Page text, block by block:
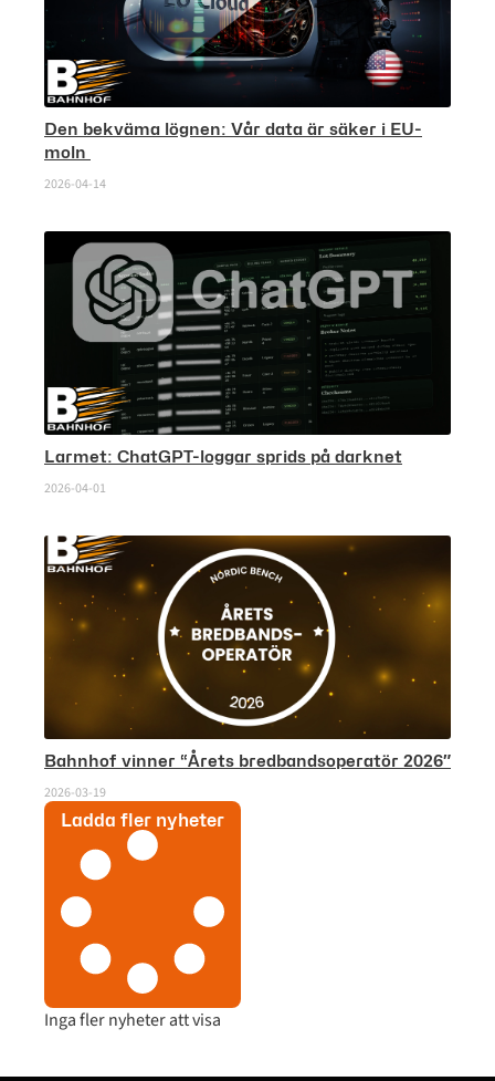
Den bekväma lögnen: Vår data är säker i EU-
moln
2026-04-14
Larmet: ChatGPT-loggar sprids på darknet
2026-04-01
Bahnhof vinner “Årets bredbandsoperatör 2026″
2026-03-19
Ladda fler nyheter
Inga fler nyheter att visa